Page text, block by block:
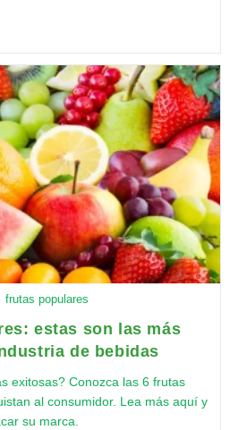
frutas populares
estas son las más
de bebidas
exitosas? Conozca las 6 frutas
al consumidor. Lea más aquí y
su marca.